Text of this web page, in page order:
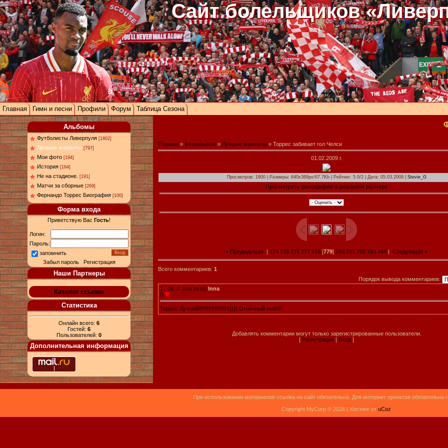
Сайт болельщиков
Главная Гимн и песни Профили Форум Таблица Сезона
Альбомы
Футболисты Ливерпуля [1802]
Лучшие моменты [797]
Мои фото [194]
История [164]
Не на стадионе. [191]
Матчи за сборные [269]
Фернандо Торрес Биография [100]
Форма входа
Приветствую Вас Гость!
Логин:
Пароль:
запомнить
Забыл пароль| Регистрация
Наши Партнеры
Каталог ссылок
Статистика
Онлайн всего: 6
Гостей: 6
Пользователей: 0
Дополнительная информация
Главная » Фотоальбом » Лучшие моменты » Торрес забивает гол Челси
01.02.2009 г.
Просмотров: 1800 | Размеры: 640x369px/67.7Kb | Рейтинг: 5.0/2 | Дата: 05.03.2009 | Stevie_G
Просмотреть фотографию в реальном размере
« Предыдущая 774 775 776 777 778 [779] 780 781 782 783 784 Следующая »
Всего комментариев: 1
Порядок вывода комментариев:
1
(29.07.2009 19:52) Inna
0
Торрес Лучший!!!!!!!!!!!!!!!!!!!!)))) Отличный гол!!!!!
Добавлять комментарии могут только зарегистрированные пользователи.
[ Регистрация | Вход ]
При использовании материалов ссылка на сайт обязательна. Для интернет проектов обязательна
Copyright MyCorp © 2026 | Хостинг от uCoz